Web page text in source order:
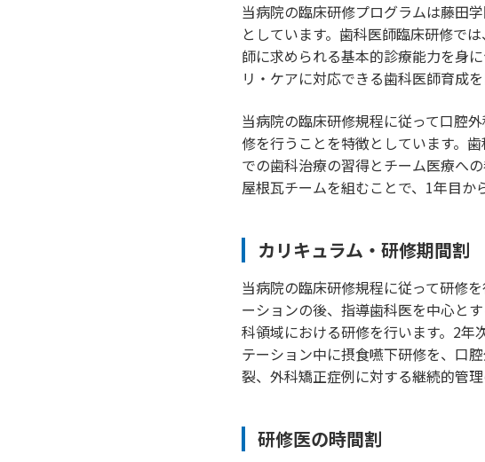
当病院の臨床研修プログラムは藤田
としています。歯科医師臨床研修で
師に求められる基本的診療能力を身
リ・ケアに対応できる歯科医師育成を
当病院の臨床研修規程に従って口腔
修を行うことを特徴としています。
での歯科治療の習得とチーム医療へ
屋根瓦チームを組むことで、1年目か
カリキュラム・研修期間割
当病院の臨床研修規程に従って研修
ーションの後、指導歯科医を中心と
科領域における研修を行います。2
テーション中に摂食嚥下研修を、口
裂、外科矯正症例に対する継続的管
研修医の時間割